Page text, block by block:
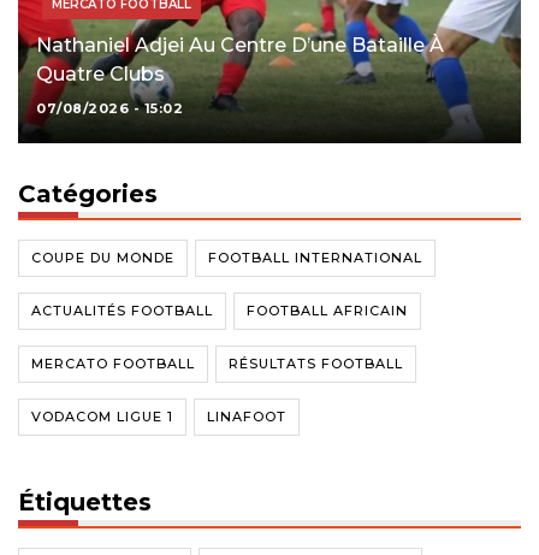
MERCATO FOOTBALL
Nathaniel Adjei Au Centre D’une Bataille À
Quatre Clubs
07/08/2026 - 15:02
Catégories
COUPE DU MONDE FOOTBALL INTERNATIONAL
ACTUALITÉS FOOTBALL FOOTBALL AFRICAIN
MERCATO FOOTBALL RÉSULTATS FOOTBALL
VODACOM LIGUE 1 LINAFOOT
Étiquettes